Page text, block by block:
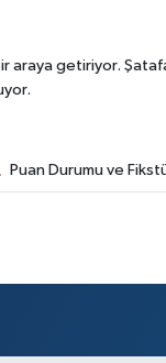
getiriyor.
Puan Durumu ve